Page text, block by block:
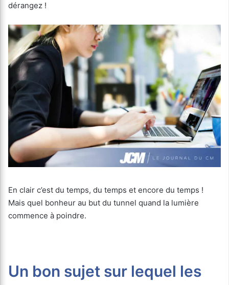
dérangez !
En clair c’est du temps, du temps et encore du temps !
Mais quel bonheur au but du tunnel quand la lumière
commence à poindre.
Un bon sujet sur lequel les